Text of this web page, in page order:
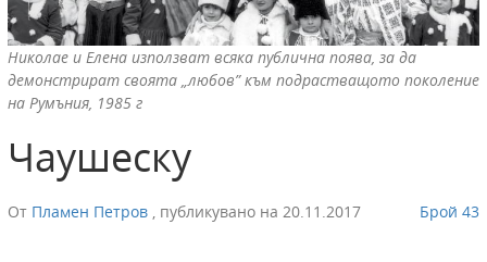
Николае и Елена използват всяка публична поява, за да
демонстрират своята „любов” към подрастващото поколение
на Румъния, 1985 г
Чаушеску
От Пламен Петров , публикувано на 20.11.2017 Брой 43